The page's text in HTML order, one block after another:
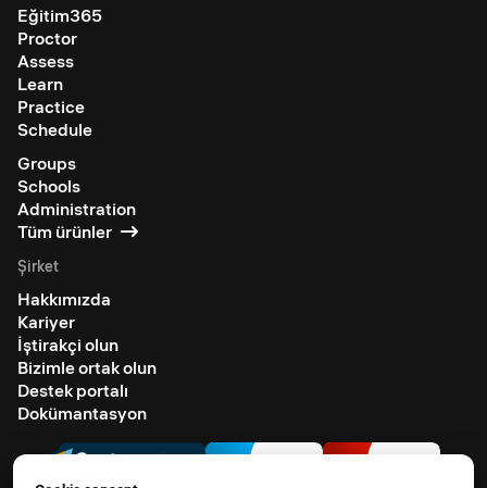
Eğitim365
Proctor
Assess
Learn
Practice
Schedule
Groups
Schools
Administration
Tüm ürünler
Şirket
Hakkımızda
Kariyer
İştirakçi olun
Bizimle ortak olun
Destek portalı
Dokümantasyon